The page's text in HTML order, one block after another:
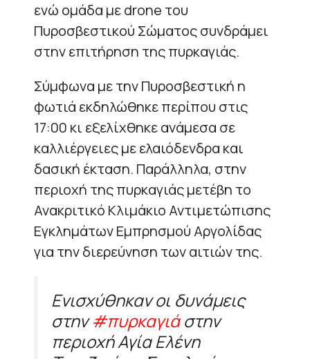
ενώ ομάδα με drone του
Πυροσβεστικού Σώματος συνδράμει
στην επιτήρηση της πυρκαγιάς.
Σύμφωνα με την Πυροσβεστική η
φωτιά εκδηλώθηκε περίπου στις
17:00 κι εξελίχθηκε ανάμεσα σε
καλλιέργειες με ελαιόδενδρα και
δασική έκταση. Παράλληλα, στην
περιοχή της πυρκαγιάς μετέβη το
Ανακριτικό Κλιμάκιο Αντιμετώπισης
Εγκλημάτων Εμπρησμού Αργολίδας
για την διερεύνηση των αιτιών της.
Ενισχύθηκαν οι δυνάμεις
στην#πυρκαγιάστην
περιοχή Αγία Ελένη